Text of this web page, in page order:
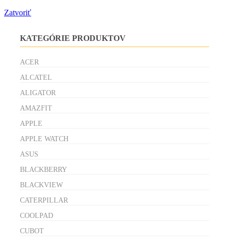
Zatvoriť
KATEGÓRIE PRODUKTOV
ACER
ALCATEL
ALIGATOR
AMAZFIT
APPLE
APPLE WATCH
ASUS
BLACKBERRY
BLACKVIEW
CATERPILLAR
COOLPAD
CUBOT